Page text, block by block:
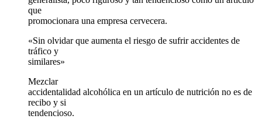
que
promocionara una empresa cervecera.
«Sin olvidar que aumenta el riesgo de sufrir accidentes de
tráfico y
similares»
Mezclar
accidentalidad alcohólica en un artículo de nutrición no es de
recibo y si
tendencioso.